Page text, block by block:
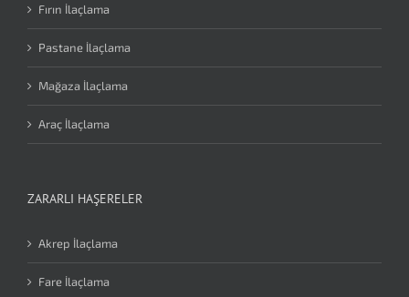
Fırın İlaçlama
Pastane İlaçlama
Mağaza İlaçlama
Araç İlaçlama
ZARARLI HAŞERELER
Akrep İlaçlama
Fare İlaçlama